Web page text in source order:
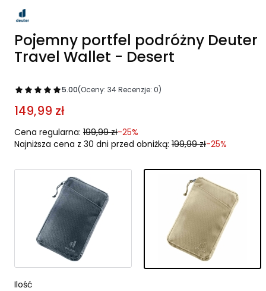
Pojemny portfel podróżny Deuter
Travel Wallet - Desert
5.00(Oceny: 34 Recenzje: 0)
149,99 zł
Cena regularna: 199,99 zł-25%
Najniższa cena z 30 dni przed obniżką: 199,99 zł-25%
Ilość